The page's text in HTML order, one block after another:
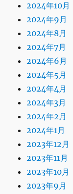
2024年10月
2024年9月
2024年8月
2024年7月
2024年6月
2024年5月
2024年4月
2024年3月
2024年2月
2024年1月
2023年12月
2023年11月
2023年10月
2023年9月